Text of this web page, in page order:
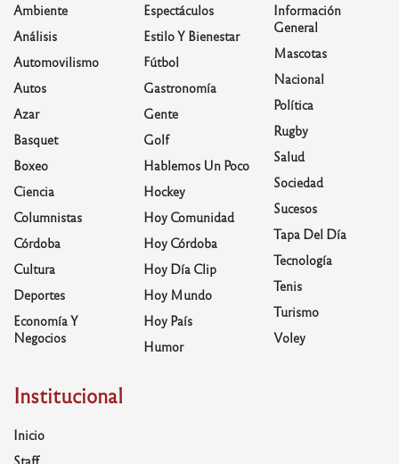
Ambiente
Análisis
Automovilismo
Autos
Azar
Basquet
Boxeo
Ciencia
Columnistas
Córdoba
Cultura
Deportes
Economía Y
Negocios
Espectáculos
Estilo Y Bienestar
Fútbol
Gastronomía
Gente
Golf
Hablemos Un Poco
Hockey
Hoy Comunidad
Hoy Córdoba
Hoy Día Clip
Hoy Mundo
Hoy País
Humor
Información
General
Mascotas
Nacional
Política
Rugby
Salud
Sociedad
Sucesos
Tapa Del Día
Tecnología
Tenis
Turismo
Voley
Institucional
Inicio
Staff